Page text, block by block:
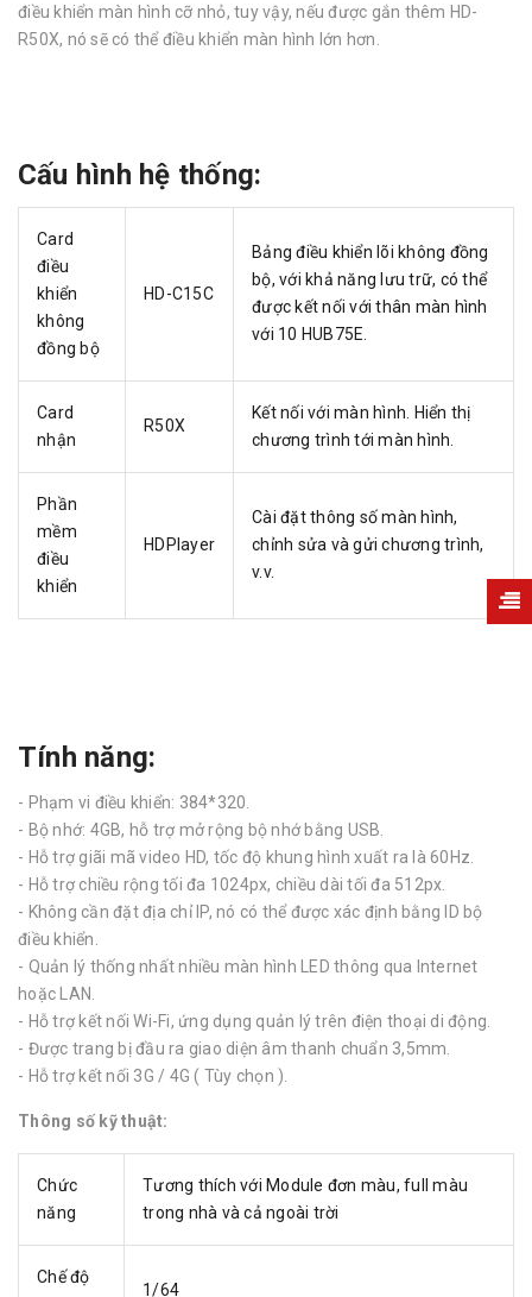
điều khiển màn hình cỡ nhỏ, tuy vậy, nếu được gắn thêm HD-
R50X, nó sẽ có thể điều khiển màn hình lớn hơn.
Cấu hình hệ thống:
Card
điều
khiển
không
đồng bộ
HD-C15C
Bảng điều khiển lõi không đồng
bộ, với khả năng lưu trữ, có thể
được kết nối với thân màn hình
với 10 HUB75E.
Card
nhận
R50X
Kết nối với màn hình. Hiển thị
chương trình tới màn hình.
Phần
mềm
điều
khiển
HDPlayer
Cài đặt thông số màn hình,
chỉnh sửa và gửi chương trình,
v.v.
Tính năng:
- Phạm vi điều khiển: 384*320.
- Bộ nhớ: 4GB, hỗ trợ mở rộng bộ nhớ bằng USB.
- Hỗ trợ giãi mã video HD, tốc độ khung hình xuất ra là 60Hz.
- Hỗ trợ chiều rộng tối đa 1024px, chiều dài tối đa 512px.
- Không cần đặt địa chỉ IP, nó có thể được xác định bằng ID bộ
điều khiển.
- Quản lý thống nhất nhiều màn hình LED thông qua Internet
hoặc LAN.
- Hỗ trợ kết nối Wi-Fi, ứng dụng quản lý trên điện thoại di động.
- Được trang bị đầu ra giao diện âm thanh chuẩn 3,5mm.
- Hỗ trợ kết nối 3G / 4G ( Tùy chọn ).
Thông số kỹ thuật:
Chức
năng
Tương thích với Module đơn màu, full màu
trong nhà và cả ngoài trời
Chế độ
1/64